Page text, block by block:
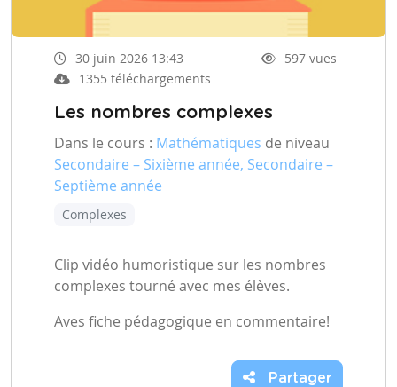
30 juin 2026 13:43
597 vues
1355 téléchargements
Les nombres complexes
Dans le cours : Mathématiques de niveau
Secondaire – Sixième année, Secondaire –
Septième année
Complexes
Clip vidéo humoristique sur les nombres
complexes tourné avec mes élèves.
Aves fiche pédagogique en commentaire!
Partager